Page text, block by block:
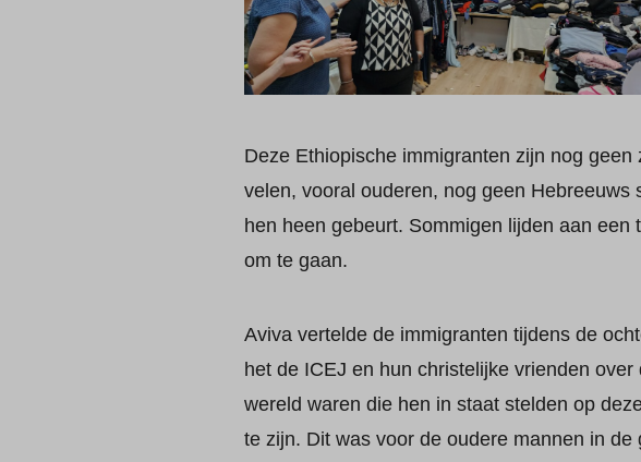
Deze Ethiopische immigranten zijn nog
velen, vooral ouderen, nog geen
hen heen gebeurt. Sommigen lijden aan
om te gaan.
Aviva vertelde de immigranten tijdens de
het de ICEJ en hun christelijke vrienden over
wereld waren die hen in staat stelden op
te zijn. Dit was voor de oudere mannen in de